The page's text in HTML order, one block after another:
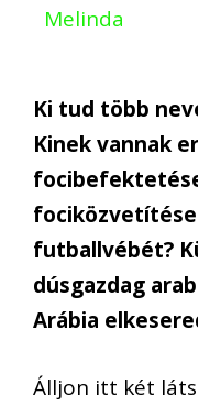
Melinda
Ki tud több
Kinek vannak
futballvébét?
dúsgazdag
Arábia
Álljon itt két